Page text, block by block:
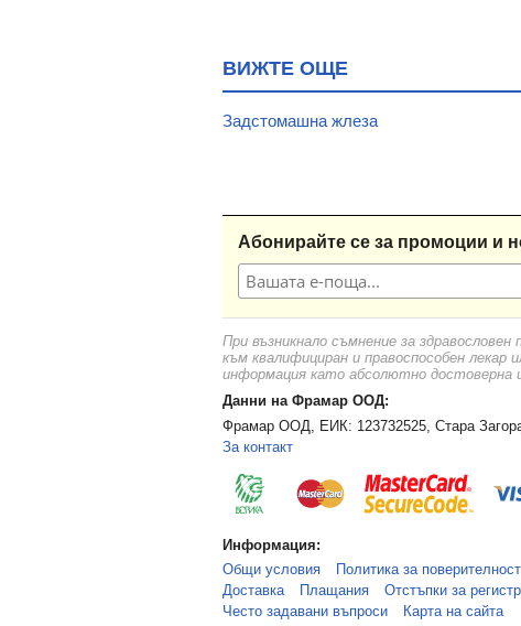
ВИЖТЕ ОЩЕ
Задстомашна жлеза
Абонирайте се за промоции и
При възникнало съмнение за
към квалифициран и правоспособен
информация като абсолютно достоверна
Данни на Фрамар ООД:
Фрамар ООД, ЕИК: 123732525, Стара
За контакт
Информация:
Общи условия
Политика за поверителност
Доставка
Плащания Отстъпки за
Често задавани въпроси
Карта на сайта